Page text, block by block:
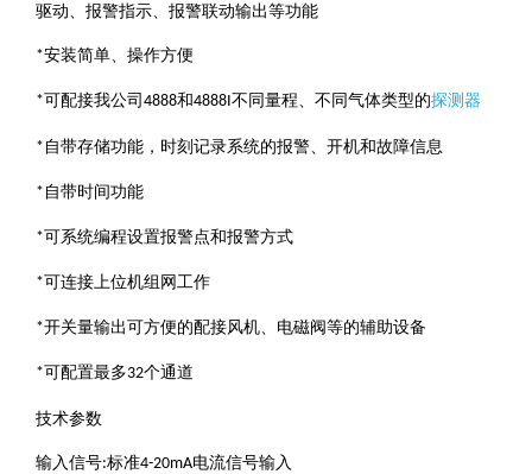
驱动、报警指示、报警联动输出等功能
*安装简单、操作方便
*可配接我公司 4888和4888I不同量程、不同气体类型的探测器
* 自带存储功能，时刻记录系统的报警、开机和故障信息
* 自带时间功能
*可系统编程设置报警点和报警方式
*可连接上位机组网工作
*开关量输出可方便的配接风机、电磁阀等的辅助设备
*可配置最多32个通道
技术参数
输入信号:标准4-20mA电流信号输入